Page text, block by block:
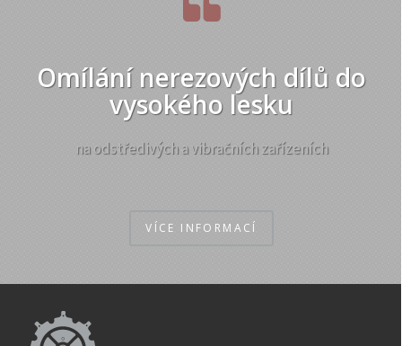
Omílání nerezových dílů do
vysokého lesku
na odstředivých a vibračních zařízeních
VÍCE INFORMACÍ